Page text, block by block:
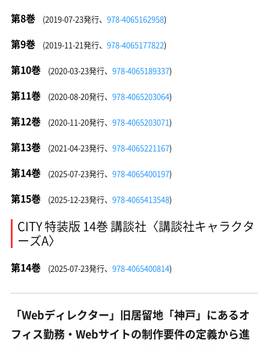
第8巻 (2019-07-23発行、 978-4065162958)
第9巻 (2019-11-21発行、 978-4065177822)
第10巻 (2020-03-23発行、 978-4065189337)
第11巻 (2020-08-20発行、 978-4065203064)
第12巻 (2020-11-20発行、 978-4065203071)
第13巻 (2021-04-23発行、 978-4065221167)
第14巻 (2025-07-23発行、 978-4065400197)
第15巻 (2025-12-23発行、 978-4065413548)
CITY 特装版 14巻 講談社〈講談社キャラクタ
ーズA〉
第14巻 (2025-07-23発行、 978-4065400814)
「Webディレクター」旧居留地「神戸」にあるオ
フィス勤務・Webサイトの制作要件の定義から進